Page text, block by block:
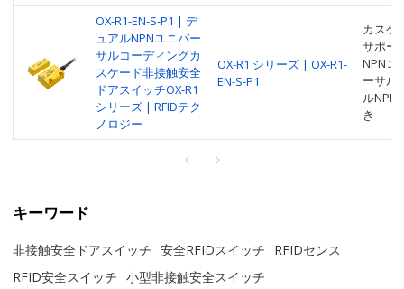
OX-R1-EN-S-P1 | デ
ュアルNPNユニバー
サルコーディングカ
スケード非接触安全
ドアスイッチOX-R1
シリーズ | RFIDテク
ノロジー
OX-R1 シリーズ | OX-R1-
EN-S-P1
カスケ
サポー
NPNコ
ーサル
ルNPN
き
キーワード
非接触安全ドアスイッチ 安全RFIDスイッチ
RFIDセンス
RFID安全スイッチ
小型非接触安全スイッチ